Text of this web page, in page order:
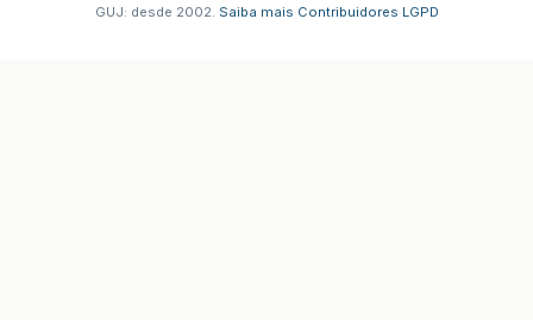
GUJ: desde 2002. Saiba mais Contribuidores LGPD